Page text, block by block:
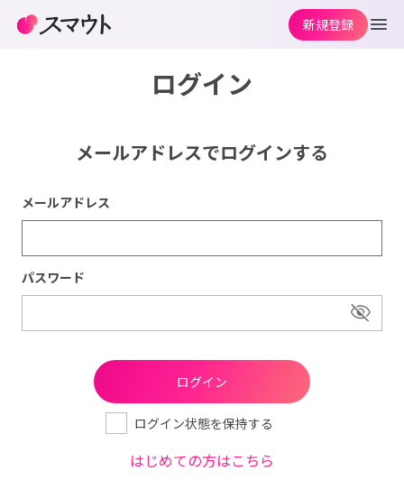
ログイン
メールアドレスでログインする
メールアドレス
パスワード
ログイン状態を保持する
はじめての方はこちら
新規登録